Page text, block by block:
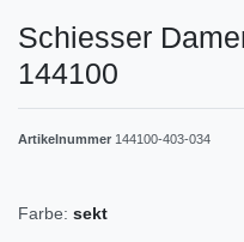
Schiesser
144100
Artikelnummer 144100-403-034
Farbe: sekt